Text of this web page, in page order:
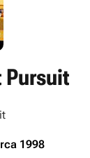
Pursuit
1998